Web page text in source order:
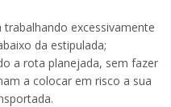
excessivamente
da estipulada;
a rota planejada, sem fazer
a colocar em risco a sua